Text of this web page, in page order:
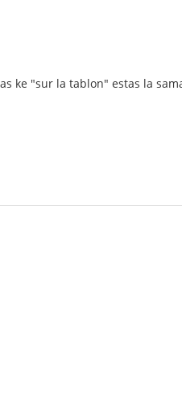
ke "sur la tablon" estas la